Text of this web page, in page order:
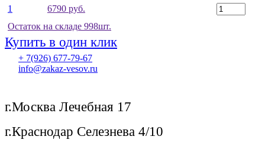
1
6790 руб.
Остаток на складе 998шт.
Купить в один клик
+ 7(926) 677-79-67
info@zakaz-vesov.ru
г.Москва Лечебная 17
г.Краснодар Селезнева 4/10